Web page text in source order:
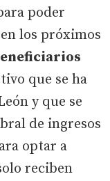
poder
los próximos
que se ha
y que se
de ingresos
optar a
reciben